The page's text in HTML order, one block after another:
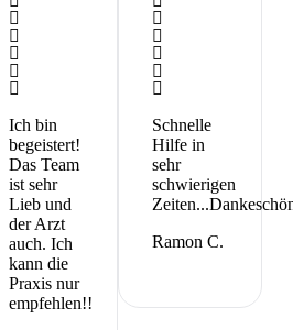
Ich bin
begeistert!
Das Team
ist sehr
Lieb und
der Arzt
auch. Ich
kann die
Praxis nur
empfehlen!!
Schnelle
Hilfe in
sehr
schwierigen
Ramon C.